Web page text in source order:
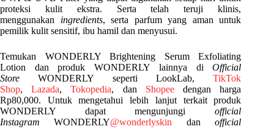
proteksi kulit ekstra. Serta telah teruji klinis,
menggunakan ingredients, serta parfum yang aman untuk
pemilik kulit sensitif, ibu hamil dan menyusui.
Temukan WONDERLY Brightening Serum Exfoliating
Lotion dan produk WONDERLY lainnya diOfficial
StoreWONDERLY seperti LookLab,TikTok
Shop,Lazada,Tokopedia, dan Shopeedengan harga
Rp80,000. Untuk mengetahui lebih lanjut terkait produk
WONDERLY dapat mengunjungiofficial
InstagramWONDERLY@wonderlyskin danofficial